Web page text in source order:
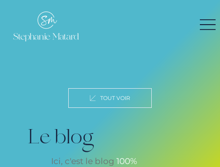
TOUT VOIR
Le blog
Ici, c'est le blog 100%